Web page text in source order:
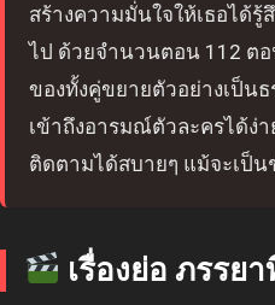
สร้างความมั่นใจให้เธอได้
ไป ด้วยจำนวนตอน 112 ต
ของทั้งคู่ขยายตัวอย่างเป็น
เข้าถึงอารมณ์ตัวละครได้ง่
ติดตามได้สบายๆ แม้จะเป็น
เรื่องย่อ ภรรย